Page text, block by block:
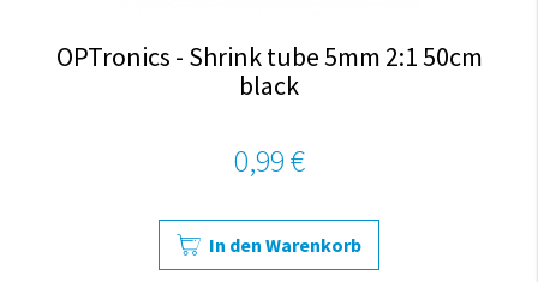
OPTronics - Shrink tube 5mm 2:1 50cm
black
0,99 €
In den Warenkorb